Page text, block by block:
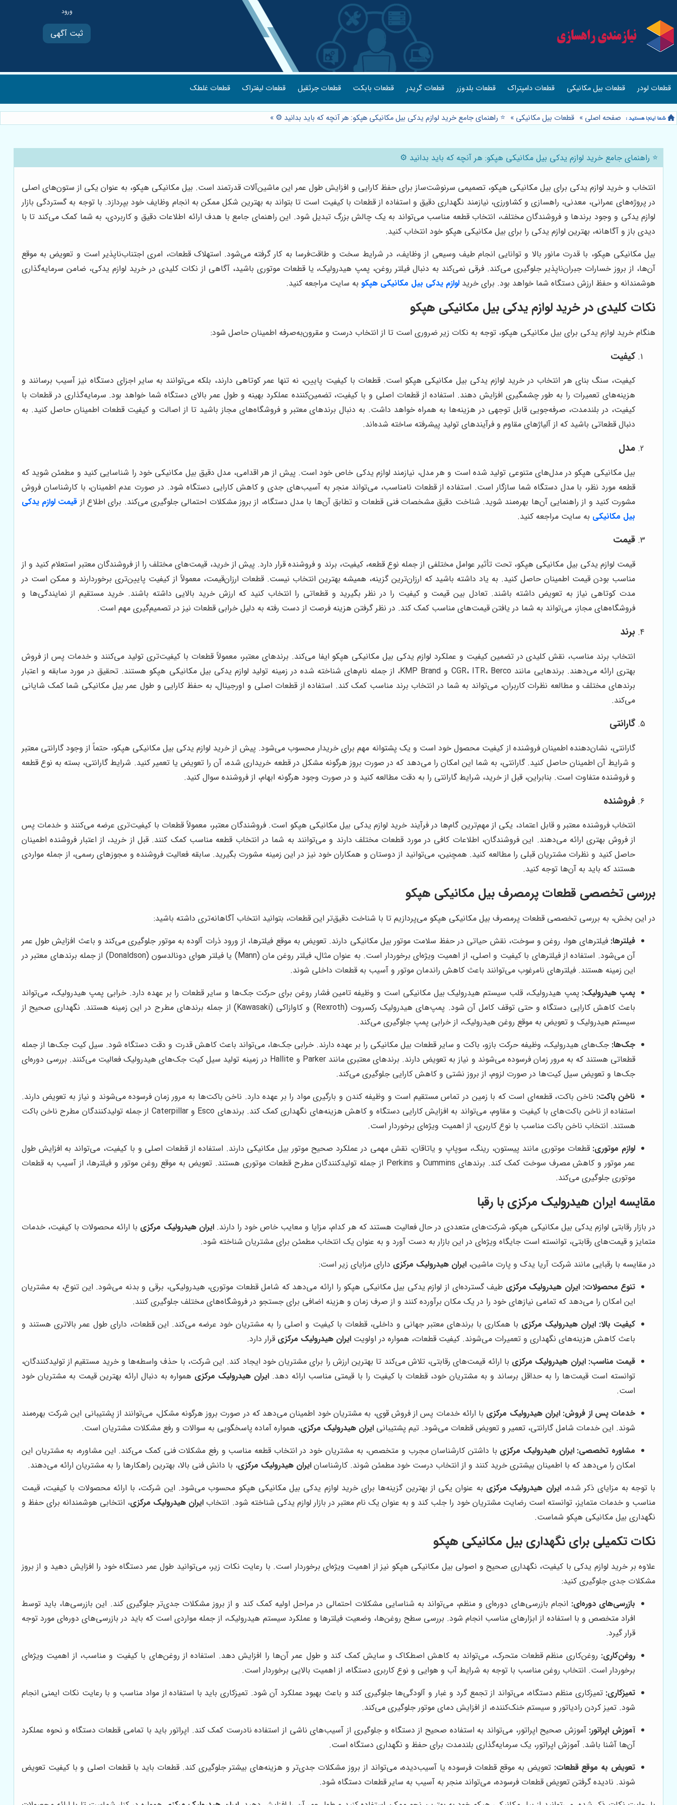
ثبت آگهی
قطعات لودر قطعات بیل مکانیکی قطعات دامپتراک قطعات بلدوزر قطعات گریدر قطعات بابکت قطعات جرثقیل قطعات لیفتراک قطعات غلطک
صفحه اصلی » قطعات بیل مکانیکی » ⭐️ راهنمای جامع خرید لوازم یدکی بیل مکانیکی هپکو: هر آنچه که باید بدانید ⚙️ »
⭐️ راهنمای جامع خرید لوازم یدکی بیل مکانیکی هپکو: هر آنچه که باید بدانید ⚙️
انتخاب و خرید لوازم یدکی برای بیل مکانیکی هپکو، تصمیمی سرنوشت‌ساز برای حفظ کارایی و افزایش طول عمر این ماشین‌آلات قدرتمند است. بیل مکانیکی هپکو، به عنوان یکی از ستون‌های اصلی
در پروژه‌های عمرانی، معدنی، راهسازی و کشاورزی، نیازمند نگهداری دقیق و استفاده از قطعات با کیفیت است تا بتواند به بهترین شکل ممکن به انجام وظایف خود بپردازد. با توجه به گستردگی بازار
لوازم یدکی و وجود برندها و فروشندگان مختلف، انتخاب قطعه مناسب می‌تواند به یک چالش بزرگ تبدیل شود. این راهنمای جامع با هدف ارائه اطلاعات دقیق و کاربردی، به شما کمک می‌کند تا با
دیدی باز و آگاهانه، بهترین لوازم یدکی را برای بیل مکانیکی هپکو خود انتخاب کنید.
بیل مکانیکی هپکو، با قدرت مانور بالا و توانایی انجام طیف وسیعی از وظایف، در شرایط سخت و طاقت‌فرسا به کار گرفته می‌شود. استهلاک قطعات، امری اجتناب‌ناپذیر است و تعویض به موقع
آن‌ها، از بروز خسارات جبران‌ناپذیر جلوگیری می‌کند. فرقی نمی‌کند به دنبال فیلتر روغن، پمپ هیدرولیک، یا قطعات موتوری باشید، آگاهی از نکات کلیدی در خرید لوازم یدکی، ضامن سرمایه‌گذاری
هوشمندانه و حفظ ارزش دستگاه شما خواهد بود. برای خرید لوازم یدکی بیل مکانیکی هپکوبه سایت مراجعه کنید.
نکات کلیدی در خرید لوازم یدکی بیل مکانیکی هپکو
هنگام خرید لوازم یدکی برای بیل مکانیکی هپکو، توجه به نکات زیر ضروری است تا از انتخاب درست و مقرون‌به‌صرفه اطمینان حاصل شود:
کیفیت
کیفیت، سنگ بنای هر انتخاب در خرید لوازم یدکی بیل مکانیکی هپکو است. قطعات با کیفیت پایین، نه تنها عمر کوتاهی دارند، بلکه می‌توانند به سایر اجزای دستگاه نیز آسیب برسانند و
هزینه‌های تعمیرات را به طور چشمگیری افزایش دهند. استفاده از قطعات اصلی و با کیفیت، تضمین‌کننده عملکرد بهینه و طول عمر بالای دستگاه شما خواهد بود. سرمایه‌گذاری در قطعات با
کیفیت، در بلندمدت، صرفه‌جویی قابل توجهی در هزینه‌ها به همراه خواهد داشت. به دنبال برندهای معتبر و فروشگاه‌های مجاز باشید تا از اصالت و کیفیت قطعات اطمینان حاصل کنید. به
دنبال قطعاتی باشید که از آلیاژهای مقاوم و فرآیندهای تولید پیشرفته ساخته شده‌اند.
مدل
بیل مکانیکی هپکو در مدل‌های متنوعی تولید شده است و هر مدل، نیازمند لوازم یدکی خاص خود است. پیش از هر اقدامی، مدل دقیق بیل مکانیکی خود را شناسایی کنید و مطمئن شوید که
قطعه مورد نظر، با مدل دستگاه شما سازگار است. استفاده از قطعات نامناسب، می‌تواند منجر به آسیب‌های جدی و کاهش کارایی دستگاه شود. در صورت عدم اطمینان، با کارشناسان فروش
مشورت کنید و از راهنمایی آن‌ها بهره‌مند شوید. شناخت دقیق مشخصات فنی قطعات و تطابق آن‌ها با مدل دستگاه، از بروز مشکلات احتمالی جلوگیری می‌کند. برای اطلاع از قیمت لوازم یدکی
بیل مکانیکی به سایت مراجعه کنید.
قیمت
قیمت لوازم یدکی بیل مکانیکی هپکو، تحت تأثیر عوامل مختلفی از جمله نوع قطعه، کیفیت، برند و فروشنده قرار دارد. پیش از خرید، قیمت‌های مختلف را از فروشندگان معتبر استعلام کنید و از
مناسب بودن قیمت اطمینان حاصل کنید. به یاد داشته باشید که ارزان‌ترین گزینه، همیشه بهترین انتخاب نیست. قطعات ارزان‌قیمت، معمولاً از کیفیت پایین‌تری برخوردارند و ممکن است در
مدت کوتاهی نیاز به تعویض داشته باشند. تعادل بین قیمت و کیفیت را در نظر بگیرید و قطعاتی را انتخاب کنید که ارزش خرید بالایی داشته باشند. خرید مستقیم از نمایندگی‌ها و
فروشگاه‌های مجاز، می‌تواند به شما در یافتن قیمت‌های مناسب کمک کند. در نظر گرفتن هزینه فرصت از دست رفته به دلیل خرابی قطعات نیز در تصمیم‌گیری مهم است.
برند
انتخاب برند مناسب، نقش کلیدی در تضمین کیفیت و عملکرد لوازم یدکی بیل مکانیکی هپکو ایفا می‌کند. برندهای معتبر، معمولاً قطعات با کیفیت‌تری تولید می‌کنند و خدمات پس از فروش
بهتری ارائه می‌دهند. برندهایی مانند CGR، ITR، Berco و KMP Brand، از جمله نام‌های شناخته شده در زمینه تولید لوازم یدکی بیل مکانیکی هپکو هستند. تحقیق در مورد سابقه و اعتبار
برندهای مختلف و مطالعه نظرات کاربران، می‌تواند به شما در انتخاب برند مناسب کمک کند. استفاده از قطعات اصلی و اورجینال، به حفظ کارایی و طول عمر بیل مکانیکی شما کمک شایانی
می‌کند.
گارانتی
گارانتی، نشان‌دهنده اطمینان فروشنده از کیفیت محصول خود است و یک پشتوانه مهم برای خریدار محسوب می‌شود. پیش از خرید لوازم یدکی بیل مکانیکی هپکو، حتماً از وجود گارانتی معتبر
و شرایط آن اطمینان حاصل کنید. گارانتی، به شما این امکان را می‌دهد که در صورت بروز هرگونه مشکل در قطعه خریداری شده، آن را تعویض یا تعمیر کنید. شرایط گارانتی، بسته به نوع قطعه
و فروشنده متفاوت است. بنابراین، قبل از خرید، شرایط گارانتی را به دقت مطالعه کنید و در صورت وجود هرگونه ابهام، از فروشنده سوال کنید.
فروشنده
انتخاب فروشنده معتبر و قابل اعتماد، یکی از مهم‌ترین گام‌ها در فرآیند خرید لوازم یدکی بیل مکانیکی هپکو است. فروشندگان معتبر، معمولاً قطعات با کیفیت‌تری عرضه می‌کنند و خدمات پس
از فروش بهتری ارائه می‌دهند. این فروشندگان، اطلاعات کافی در مورد قطعات مختلف دارند و می‌توانند به شما در انتخاب قطعه مناسب کمک کنند. قبل از خرید، از اعتبار فروشنده اطمینان
حاصل کنید و نظرات مشتریان قبلی را مطالعه کنید. همچنین، می‌توانید از دوستان و همکاران خود نیز در این زمینه مشورت بگیرید. سابقه فعالیت فروشنده و مجوزهای رسمی، از جمله مواردی
هستند که باید به آن‌ها توجه کنید.
بررسی تخصصی قطعات پرمصرف بیل مکانیکی هپکو
در این بخش، به بررسی تخصصی قطعات پرمصرف بیل مکانیکی هپکو می‌پردازیم تا با شناخت دقیق‌تر این قطعات، بتوانید انتخاب آگاهانه‌تری داشته باشید:
فیلترها: فیلترهای هوا، روغن و سوخت، نقش حیاتی در حفظ سلامت موتور بیل مکانیکی دارند. تعویض به موقع فیلترها، از ورود ذرات آلوده به موتور جلوگیری می‌کند و باعث افزایش طول عمر
آن می‌شود. استفاده از فیلترهای با کیفیت و اصلی، از اهمیت ویژه‌ای برخوردار است. به عنوان مثال، فیلتر روغن مان (Mann) یا فیلتر هوای دونالدسون (Donaldson) از جمله برندهای معتبر در
این زمینه هستند. فیلترهای نامرغوب می‌توانند باعث کاهش راندمان موتور و آسیب به قطعات داخلی شوند.
پمپ هیدرولیک: پمپ هیدرولیک، قلب سیستم هیدرولیک بیل مکانیکی است و وظیفه تامین فشار روغن برای حرکت جک‌ها و سایر قطعات را بر عهده دارد. خرابی پمپ هیدرولیک، می‌تواند
باعث کاهش کارایی دستگاه و حتی توقف کامل آن شود. پمپ‌های هیدرولیک رکسروت (Rexroth) و کاوازاکی (Kawasaki) از جمله برندهای مطرح در این زمینه هستند. نگهداری صحیح از
سیستم هیدرولیک و تعویض به موقع روغن هیدرولیک، از خرابی پمپ جلوگیری می‌کند.
جک‌ها: جک‌های هیدرولیک، وظیفه حرکت بازو، باکت و سایر قطعات بیل مکانیکی را بر عهده دارند. خرابی جک‌ها، می‌تواند باعث کاهش قدرت و دقت دستگاه شود. سیل کیت جک‌ها از جمله
قطعاتی هستند که به مرور زمان فرسوده می‌شوند و نیاز به تعویض دارند. برندهای معتبری مانند Parker و Hallite در زمینه تولید سیل کیت جک‌های هیدرولیک فعالیت می‌کنند. بررسی دوره‌ای
جک‌ها و تعویض سیل کیت‌ها در صورت لزوم، از بروز نشتی و کاهش کارایی جلوگیری می‌کند.
ناخن باکت: ناخن باکت، قطعه‌ای است که با زمین در تماس مستقیم است و وظیفه کندن و بارگیری مواد را بر عهده دارد. ناخن باکت‌ها به مرور زمان فرسوده می‌شوند و نیاز به تعویض دارند.
استفاده از ناخن باکت‌های با کیفیت و مقاوم، می‌تواند به افزایش کارایی دستگاه و کاهش هزینه‌های نگهداری کمک کند. برندهای Esco و Caterpillar از جمله تولیدکنندگان مطرح ناخن باکت
هستند. انتخاب ناخن باکت مناسب با نوع کاربری، از اهمیت ویژه‌ای برخوردار است.
لوازم موتوری: قطعات موتوری مانند پیستون، رینگ، سوپاپ و یاتاقان، نقش مهمی در عملکرد صحیح موتور بیل مکانیکی دارند. استفاده از قطعات اصلی و با کیفیت، می‌تواند به افزایش طول
عمر موتور و کاهش مصرف سوخت کمک کند. برندهای Cummins و Perkins از جمله تولیدکنندگان مطرح قطعات موتوری هستند. تعویض به موقع روغن موتور و فیلترها، از آسیب به قطعات
موتوری جلوگیری می‌کند.
مقایسه ایران هیدرولیک مرکزی با رقبا
در بازار رقابتی لوازم یدکی بیل مکانیکی هپکو، شرکت‌های متعددی در حال فعالیت هستند که هر کدام، مزایا و معایب خاص خود را دارند.ایران هیدرولیک مرکزی با ارائه محصولات با کیفیت، خدمات
متمایز و قیمت‌های رقابتی، توانسته است جایگاه ویژه‌ای در این بازار به دست آورد و به عنوان یک انتخاب مطمئن برای مشتریان شناخته شود.
در مقایسه با رقبایی مانند شرکت آریا یدک و پارت ماشین، ایران هیدرولیک مرکزی دارای مزایای زیر است:
تنوع محصولات: ایران هیدرولیک مرکزی طیف گسترده‌ای از لوازم یدکی بیل مکانیکی هپکو را ارائه می‌دهد که شامل قطعات موتوری، هیدرولیکی، برقی و بدنه می‌شود. این تنوع، به مشتریان
این امکان را می‌دهد که تمامی نیازهای خود را در یک مکان برآورده کنند و از صرف زمان و هزینه اضافی برای جستجو در فروشگاه‌های مختلف جلوگیری کنند.
کیفیت بالا: ایران هیدرولیک مرکزی با همکاری با برندهای معتبر جهانی و داخلی، قطعات با کیفیت و اصلی را به مشتریان خود عرضه می‌کند. این قطعات، دارای طول عمر بالاتری هستند و
باعث کاهش هزینه‌های نگهداری و تعمیرات می‌شوند. کیفیت قطعات، همواره در اولویت ایران هیدرولیک مرکزی قرار دارد.
قیمت مناسب: ایران هیدرولیک مرکزی با ارائه قیمت‌های رقابتی، تلاش می‌کند تا بهترین ارزش را برای مشتریان خود ایجاد کند. این شرکت، با حذف واسطه‌ها و خرید مستقیم از تولیدکنندگان،
توانسته است قیمت‌ها را به حداقل برساند و به مشتریان خود، قطعات با کیفیت را با قیمتی مناسب ارائه دهد. ایران هیدرولیک مرکزی همواره به دنبال ارائه بهترین قیمت به مشتریان خود
است.
خدمات پس از فروش: ایران هیدرولیک مرکزی با ارائه خدمات پس از فروش قوی، به مشتریان خود اطمینان می‌دهد که در صورت بروز هرگونه مشکل، می‌توانند از پشتیبانی این شرکت بهره‌مند
شوند. این خدمات شامل گارانتی، تعمیر و تعویض قطعات می‌شود. تیم پشتیبانی ایران هیدرولیک مرکزی، همواره آماده پاسخگویی به سوالات و رفع مشکلات مشتریان است.
مشاوره تخصصی: ایران هیدرولیک مرکزی با داشتن کارشناسان مجرب و متخصص، به مشتریان خود در انتخاب قطعه مناسب و رفع مشکلات فنی کمک می‌کند. این مشاوره، به مشتریان این
امکان را می‌دهد که با اطمینان بیشتری خرید کنند و از انتخاب درست خود مطمئن شوند. کارشناسان ایران هیدرولیک مرکزی، با دانش فنی بالا، بهترین راهکارها را به مشتریان ارائه می‌دهند.
با توجه به مزایای ذکر شده،ایران هیدرولیک مرکزی به عنوان یکی از بهترین گزینه‌ها برای خرید لوازم یدکی بیل مکانیکی هپکو محسوب می‌شود. این شرکت، با ارائه محصولات با کیفیت، قیمت
مناسب و خدمات متمایز، توانسته است رضایت مشتریان خود را جلب کند و به عنوان یک نام معتبر در بازار لوازم یدکی شناخته شود. انتخاب ایران هیدرولیک مرکزی، انتخابی هوشمندانه برای حفظ و
نگهداری بیل مکانیکی هپکو شماست.
نکات تکمیلی برای نگهداری بیل مکانیکی هپکو
علاوه بر خرید لوازم یدکی با کیفیت، نگهداری صحیح و اصولی بیل مکانیکی هپکو نیز از اهمیت ویژه‌ای برخوردار است. با رعایت نکات زیر، می‌توانید طول عمر دستگاه خود را افزایش دهید و از بروز
مشکلات جدی جلوگیری کنید:
بازرسی‌های دوره‌ای: انجام بازرسی‌های دوره‌ای و منظم، می‌تواند به شناسایی مشکلات احتمالی در مراحل اولیه کمک کند و از بروز مشکلات جدی‌تر جلوگیری کند. این بازرسی‌ها، باید توسط
افراد متخصص و با استفاده از ابزارهای مناسب انجام شود. بررسی سطح روغن‌ها، وضعیت فیلترها و عملکرد سیستم هیدرولیک، از جمله مواردی است که باید در بازرسی‌های دوره‌ای مورد توجه
قرار گیرد.
روغن‌کاری: روغن‌کاری منظم قطعات متحرک، می‌تواند به کاهش اصطکاک و سایش کمک کند و طول عمر آن‌ها را افزایش دهد. استفاده از روغن‌های با کیفیت و مناسب، از اهمیت ویژه‌ای
برخوردار است. انتخاب روغن مناسب با توجه به شرایط آب و هوایی و نوع کاربری دستگاه، از اهمیت بالایی برخوردار است.
تمیزکاری: تمیزکاری منظم دستگاه، می‌تواند از تجمع گرد و غبار و آلودگی‌ها جلوگیری کند و باعث بهبود عملکرد آن شود. تمیزکاری باید با استفاده از مواد مناسب و با رعایت نکات ایمنی انجام
شود. تمیز کردن رادیاتور و سیستم خنک‌کننده، از افزایش دمای موتور جلوگیری می‌کند.
آموزش اپراتور: آموزش صحیح اپراتور، می‌تواند به استفاده صحیح از دستگاه و جلوگیری از آسیب‌های ناشی از استفاده نادرست کمک کند. اپراتور باید با تمامی قطعات دستگاه و نحوه عملکرد
آن‌ها آشنا باشد. آموزش اپراتور، یک سرمایه‌گذاری بلندمدت برای حفظ و نگهداری دستگاه است.
تعویض به موقع قطعات: تعویض به موقع قطعات فرسوده یا آسیب‌دیده، می‌تواند از بروز مشکلات جدی‌تر و هزینه‌های بیشتر جلوگیری کند. قطعات باید با قطعات اصلی و با کیفیت تعویض
شوند. نادیده گرفتن تعویض قطعات فرسوده، می‌تواند منجر به آسیب به سایر قطعات دستگاه شود.